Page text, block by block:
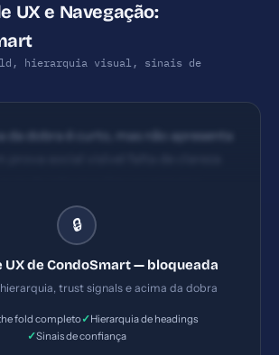
UX e Navegação:
hierarquia visual, sinais de
da dobra é curto, mas não apresenta
um título principal, subtítulo
CTA destacado.
🔒
UX de CondoSmart — bloqueada
trust signals e acima da dobra
fold completo✓Hierarquia de headings
✓Sinais de confiança